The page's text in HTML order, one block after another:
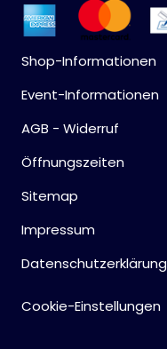
Shop-Informationen
Event-Informationen
AGB - Widerruf
Öffnungszeiten
Sitemap
Impressum
Datenschutzerklärung
Cookie-Einstellungen